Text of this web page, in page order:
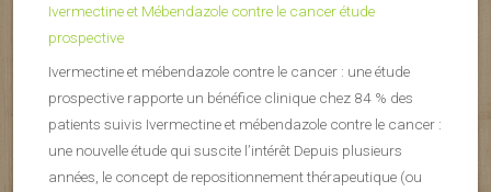
Ivermectine et Mébendazole contre le cancer étude
prospective
Ivermectine et mébendazole contre le cancer : une étude
prospective rapporte un bénéfice clinique chez 84 % des
patients suivis Ivermectine et mébendazole contre le cancer :
une nouvelle étude qui suscite l’intérêt Depuis plusieurs
années, le concept de repositionnement thérapeutique (ou